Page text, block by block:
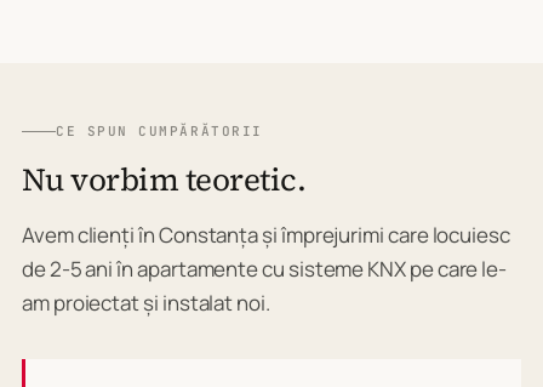
CE SPUN CUMPĂRĂTORII
Nu vorbim teoretic.
Avem clienți în Constanța și împrejurimi care locuiesc
de 2-5 ani în apartamente cu sisteme KNX pe care le-
am proiectat și instalat noi.